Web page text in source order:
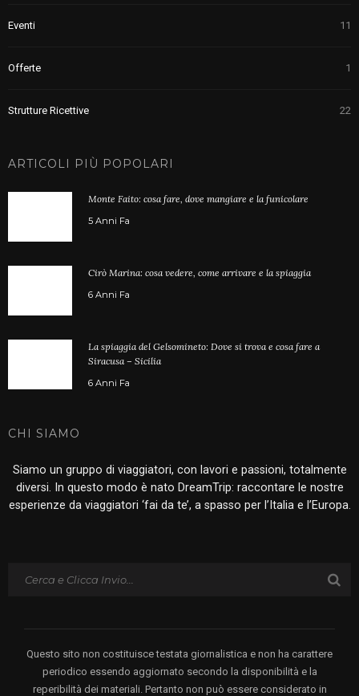
Eventi 11
Offerte 1
Strutture Ricettive 22
ARTICOLI PIÙ POPOLARI
Monte Faito: cosa fare, dove mangiare e la funicolare
5 Anni Fa
Cirò Marina: cosa vedere, come arrivare e la spiaggia
6 Anni Fa
La spiaggia del Gelsomineto: Dove si trova e cosa fare a
Siracusa – Sicilia
6 Anni Fa
CHI SIAMO
Siamo un gruppo di viaggiatori, con lavori e passioni, totalmente
diversi. In questo modo è nato DreamTrip: raccontare le nostre
esperienze da viaggiatori ‘fai da te’, a spasso per l’Italia e l’Europa.
Questo sito non costituisce testata giornalistica e non ha carattere
periodico essendo aggiornato secondo la disponibilità e la
reperibilità dei materiali. Pertanto non può essere considerato in